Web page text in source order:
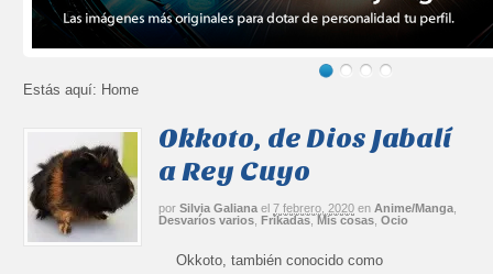
Estás aquí: Home
Okkoto, de Dios Jabalí
a Rey Cuyo
por Silvia Galiana el 7 febrero, 2020 en Anime/Manga
Desvaríos varios ,Frikadas, Mis cosas ,Ocio
Okkoto, también conocido como